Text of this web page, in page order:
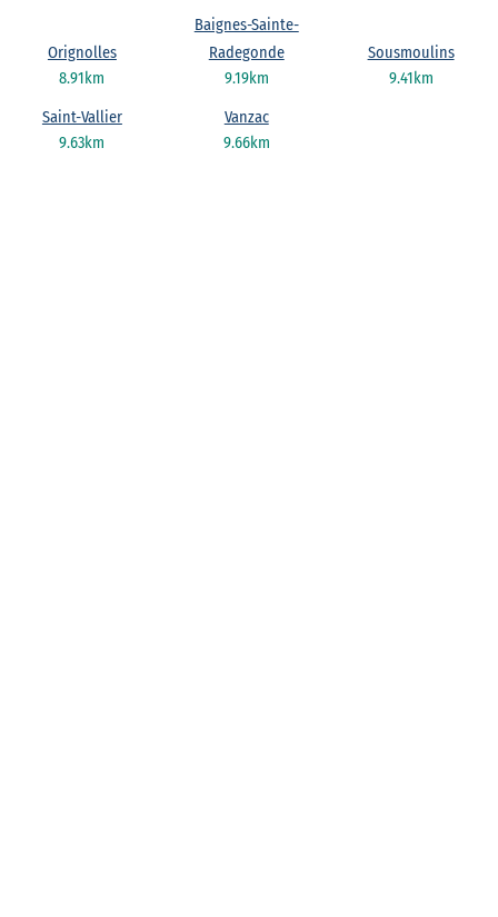
8.91km
Orignolles
9.19km
Baignes-Sainte-
Radegonde
9.41km
Sousmoulins
9.63km
Saint-Vallier
9.66km
Vanzac